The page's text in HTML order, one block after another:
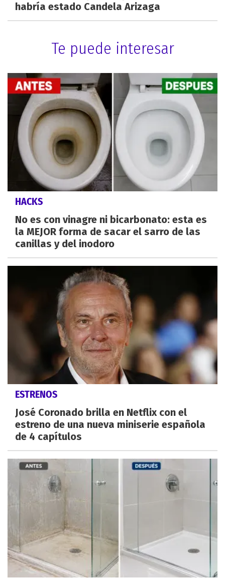
habría estado Candela Arizaga
Te puede interesar
HACKS
No es con vinagre ni bicarbonato: esta es
la MEJOR forma de sacar el sarro de las
canillas y del inodoro
ESTRENOS
José Coronado brilla en Netflix con el
estreno de una nueva miniserie española
de 4 capítulos